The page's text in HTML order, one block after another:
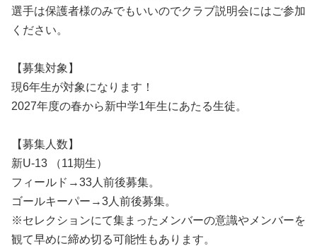
選手は保護者様のみでもいいのでクラブ説明会にはご参加
ください。
【募集対象】
現6年生が対象になります！
2027年度の春から新中学1年生にあたる生徒。
【募集人数】
新U-13 （11期生）
フィールド→33人前後募集。
ゴールキーパー→3人前後募集。
※セレクションにて集まったメンバーの意識やメンバーを
観て早めに締め切る可能性もあります。